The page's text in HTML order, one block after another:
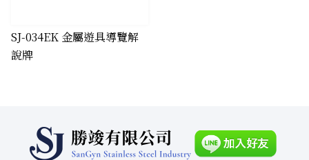
​SJ-034EK 金屬遊具導覽解
說牌